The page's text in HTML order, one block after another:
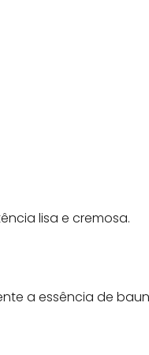
lisa e cremosa.
a essência de